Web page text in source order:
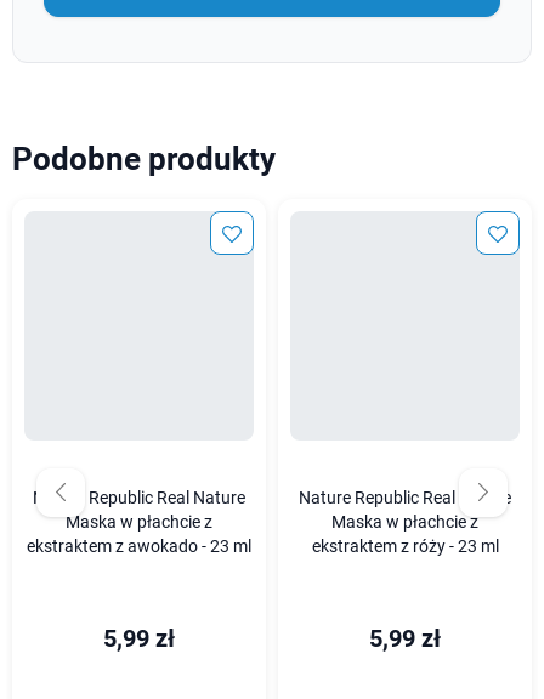
Podobne produkty
Nature Republic Real Nature
Maska w płachcie z
ekstraktem z awokado - 23 ml
5,99 zł
Nature Republic Real Nature
Maska w płachcie z
ekstraktem z róży - 23 ml
5,99 zł